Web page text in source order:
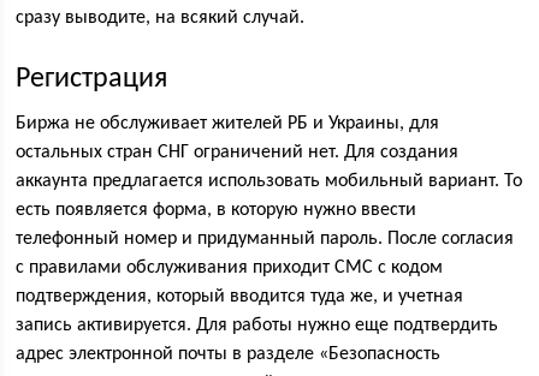
сразу выводите, на всякий случай.
Регистрация
Биржа не обслуживает жителей РБ и Украины, для
остальных стран СНГ ограничений нет. Для создания
аккаунта предлагается использовать мобильный вариант. То
есть появляется форма, в которую нужно ввести
телефонный номер и придуманный пароль. После согласия
с правилами обслуживания приходит СМС с кодом
подтверждения, который вводится туда же, и учетная
запись активируется. Для работы нужно еще подтвердить
адрес электронной почты в разделе «Безопасность